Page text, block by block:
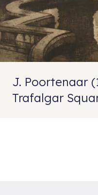
J. Poortenaar
Trafalgar